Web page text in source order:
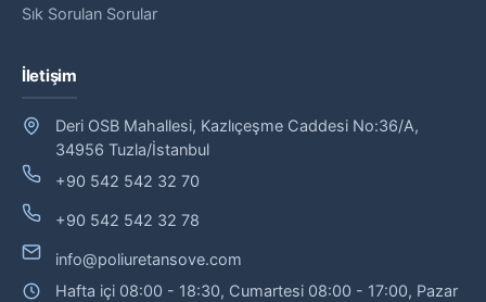
Sık Sorulan Sorular
İletişim
Deri OSB Mahallesi, Kazlıçeşme Caddesi No:36/A,
34956 Tuzla/İstanbul
+90 542 542 32 70
+90 542 542 32 78
info@poliuretansove.com
Hafta içi 08:00 - 18:30, Cumartesi 08:00 - 17:00, Pazar